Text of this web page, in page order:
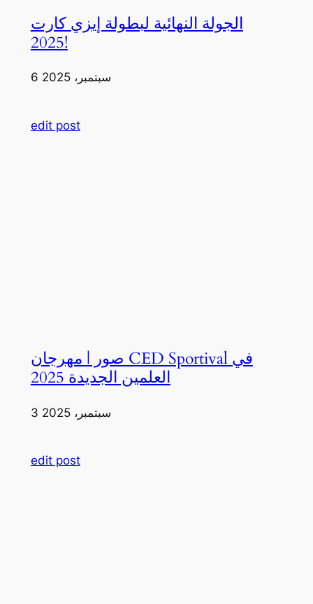
الجولة النهائية لبطولة إيزي كارت
2025!
6 سبتمبر، 2025
edit post
صور | مهرجان CED Sportival في
العلمين الجديدة 2025
3 سبتمبر، 2025
edit post